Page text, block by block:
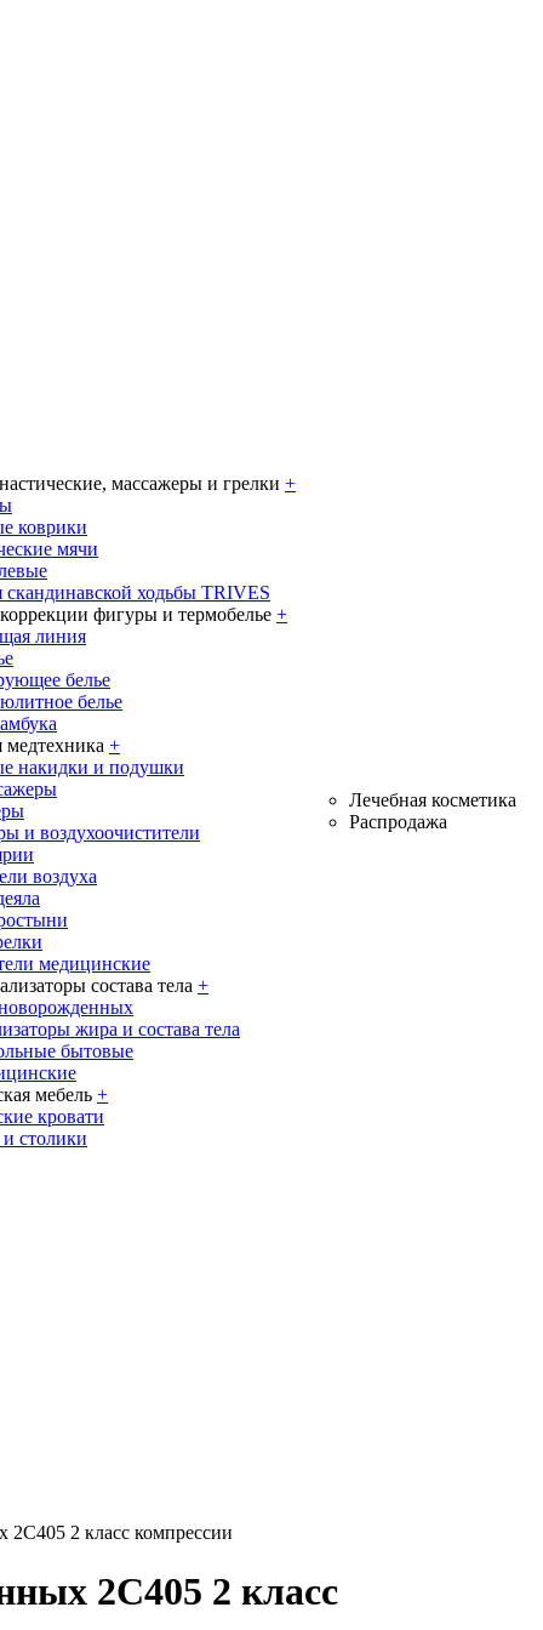
массажеры и грелки +
коврики
мячи
скандинавской ходьбы TRIVES
фигуры и термобелье +
линия
белье
белье
+
накидки и подушки
и воздухоочистители
воздуха
медицинские
состава тела +
жира и состава тела
бытовые
мебель +
кровати
столики
Лечебная косметика
Распродажа
2 класс компрессии
2C405 2 класс